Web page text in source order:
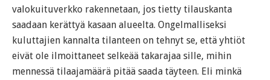
valokuituverkko rakennetaan, jos tietty tilauskanta
saadaan kerättyä kasaan alueelta. Ongelmalliseksi
kuluttajien kannalta tilanteen on tehnyt se, että yhtiöt
eivät ole ilmoittaneet selkeää takarajaa sille, mihin
mennessä tilaajamäärä pitää saada täyteen. Eli minkä